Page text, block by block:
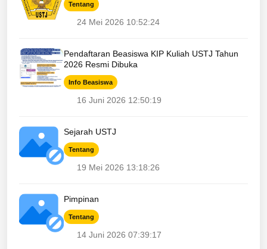
Tentang
24 Mei 2026 10:52:24
Pendaftaran Beasiswa KIP Kuliah USTJ Tahun
2026 Resmi Dibuka
Info Beasiswa
16 Juni 2026 12:50:19
Sejarah USTJ
Tentang
19 Mei 2026 13:18:26
Pimpinan
Tentang
14 Juni 2026 07:39:17